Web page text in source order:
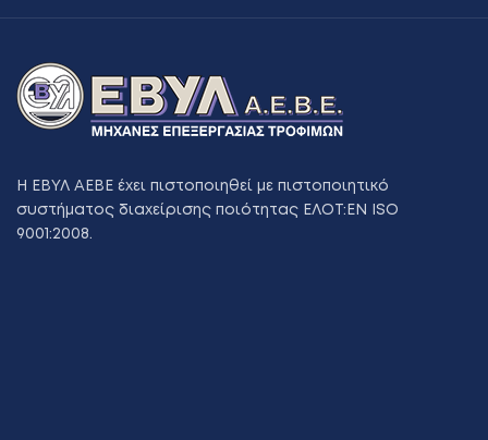
Η ΕΒΥΛ ΑΕΒΕ έχει πιστοποιηθεί με πιστοποιητικό
συστήματος διαχείρισης ποιότητας ΕΛΟΤ:ΕΝ ISO
9001:2008.